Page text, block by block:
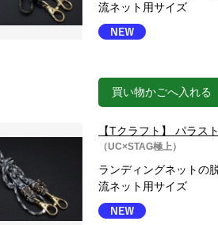
流ネット用サイズ
買い物かごへ入れる
【Tクラフト】 パラス
（UC×STAG極上）
ランディングネットの
流ネット用サイズ